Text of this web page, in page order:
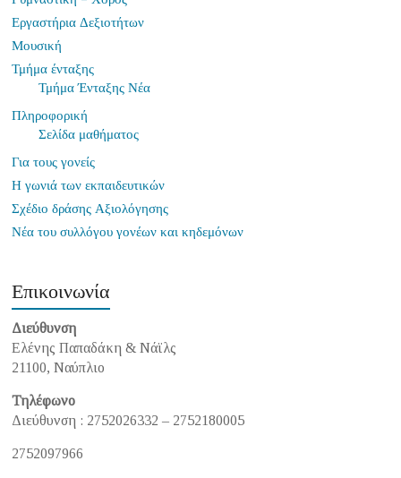
Εργαστήρια Δεξιοτήτων
Μουσική
Τμήμα ένταξης
Τμήμα Ένταξης Νέα
Πληροφορική
Σελίδα μαθήματος
Για τους γονείς
Η γωνιά των εκπαιδευτικών
Σχέδιο δράσης Αξιολόγησης
Νέα του συλλόγου γονέων και κηδεμόνων
Επικοινωνία
Διεύθυνση
Ελένης Παπαδάκη & Νάϊλς
21100, Ναύπλιο
Τηλέφωνο
Διεύθυνση : 2752026332 – 2752180005
2752097966